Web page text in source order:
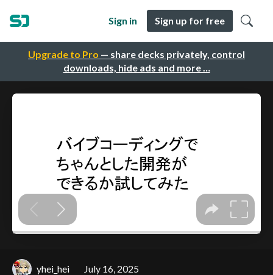
Upgrade to Pro — share decks privately, control
downloads, hide ads and more …
Sign in Sign up for free
yhei_hei July 16, 2025